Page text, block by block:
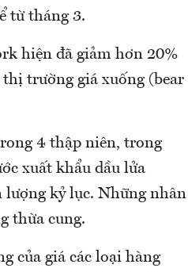
từ tháng 3.
hiện đã giảm hơn 20%
trường giá xuống (bear
4 thập niên, trong
xuất khẩu dầu lửa
lượng kỷ lục. Những nhân
thừa cung.
của giá các loại hàng